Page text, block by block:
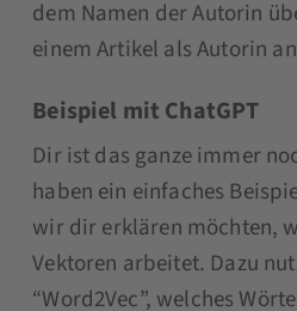
dem Namen der Autorin
einem Artikel als Autorin
Beispiel mit ChatGPT
Dir ist das ganze immer
haben ein einfaches
wir dir erklären möchten,
Vektoren arbeitet. Dazu
“Word2Vec”, welches